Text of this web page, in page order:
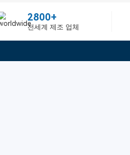
2800+
전세계 제조 업체